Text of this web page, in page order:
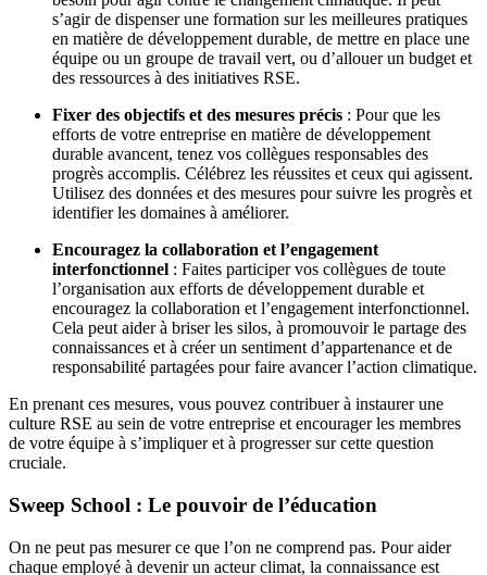
s’agir de dispenser une formation sur les meilleures pratiques
en matière de développement durable, de mettre en place une
équipe ou un groupe de travail vert, ou d’allouer un budget et
des ressources à des initiatives RSE.
Fixer des objectifs et des mesures précis : Pour que les
efforts de votre entreprise en matière de développement
durable avancent, tenez vos collègues responsables des
progrès accomplis. Célébrez les réussites et ceux qui agissent.
Utilisez des données et des mesures pour suivre les progrès et
identifier les domaines à améliorer.
Encouragez la collaboration et l’engagement
interfonctionnel : Faites participer vos collègues de toute
l’organisation aux efforts de développement durable et
encouragez la collaboration et l’engagement interfonctionnel.
Cela peut aider à briser les silos, à promouvoir le partage des
connaissances et à créer un sentiment d’appartenance et de
responsabilité partagées pour faire avancer l’action climatique.
En prenant ces mesures, vous pouvez contribuer à instaurer une
culture RSE au sein de votre entreprise et encourager les membres
de votre équipe à s’impliquer et à progresser sur cette question
cruciale.
Sweep School : Le pouvoir de l’éducation
On ne peut pas mesurer ce que l’on ne comprend pas. Pour aider
chaque employé à devenir un acteur climat, la connaissance est